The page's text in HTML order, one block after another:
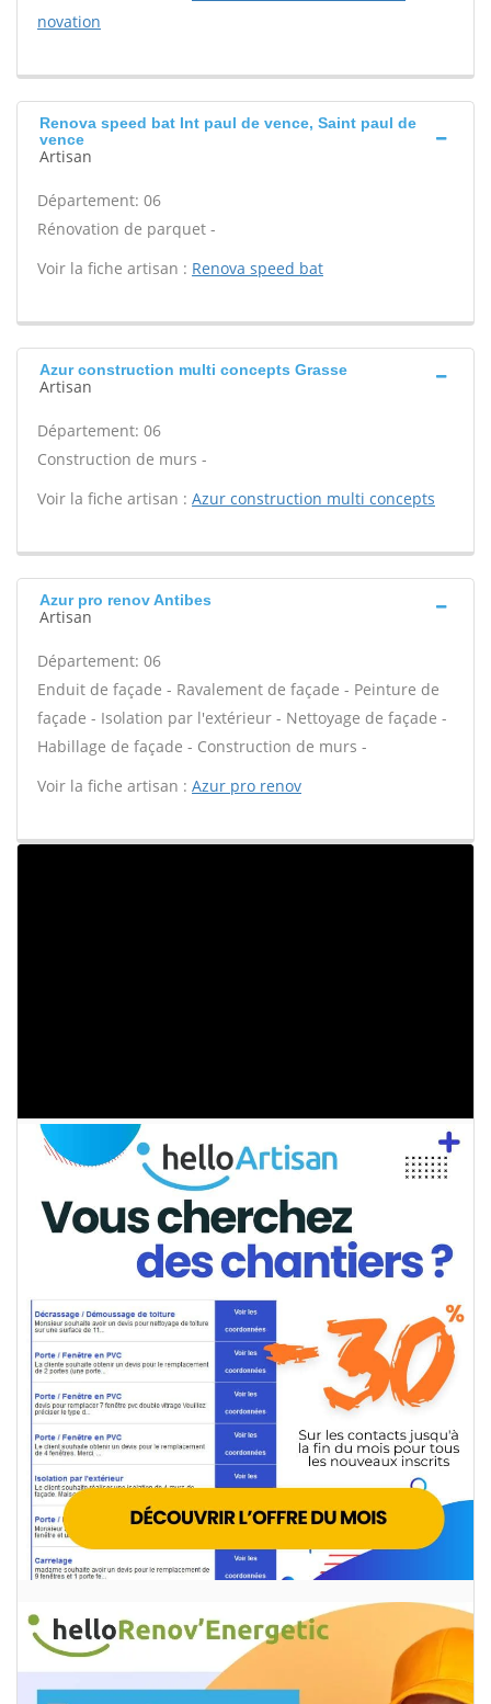
novation
Renova speed bat Int paul de vence, Saint paul de
vence
Artisan
Département: 06
Rénovation de parquet -
Voir la fiche artisan : Renova speed bat
Azur construction multi concepts Grasse
Artisan
Département: 06
Construction de murs -
Voir la fiche artisan : Azur construction multi concepts
Azur pro renov Antibes
Artisan
Département: 06
Enduit de façade - Ravalement de façade - Peinture de
façade - Isolation par l'extérieur - Nettoyage de façade -
Habillage de façade - Construction de murs -
Voir la fiche artisan : Azur pro renov